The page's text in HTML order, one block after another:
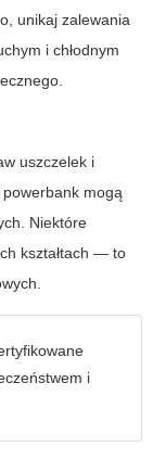
unikaj zalewania
i chłodnym
uszczelek i
mogą
Niektóre
kształtach — to
i